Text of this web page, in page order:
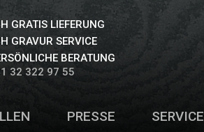
GRATIS LIEFERUNG
GRAVUR SERVICE
BERATUNG
32 322 97 55
PRESSE SERVICE